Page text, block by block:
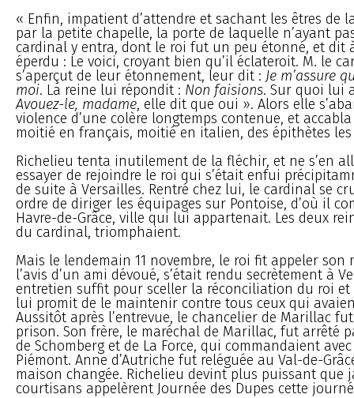
« Enfin, impatient d’attendre et sachant les êtres de
par la petite chapelle, la porte de laquelle n’ayant
cardinal y entra, dont le roi fut un peu étonné, et dit
éperdu : Le voici, croyant bien qu’il éclateroit. M. le
s’aperçut de leur étonnement, leur dit : Je m’assure
moi. La reine lui répondit : Non faisions. Sur quoi lui
Avouez-le, madame, elle dit que oui ». Alors elle
violence d’une colère longtemps contenue, et
moitié en français, moitié en italien, des épithètes
Richelieu tenta inutilement de la fléchir, et ne s’en
essayer de rejoindre le roi qui s’était enfui
de suite à Versailles. Rentré chez lui, le cardinal se
ordre de diriger les équipages sur Pontoise, d’où il
Havre-de-Grâce, ville qui lui appartenait. Les deux
du cardinal, triomphaient.
Mais le lendemain 11 novembre, le roi fit appeler son
l’avis d’un ami dévoué, s’était rendu secrètement à
entretien suffit pour sceller la réconciliation du roi et
lui promit de le maintenir contre tous ceux qui
Aussitôt après l’entrevue, le chancelier de Marillac
prison. Son frère, le maréchal de Marillac, fut arrêté
de Schomberg et de La Force, qui commandaient
Piémont. Anne d’Autriche fut reléguée au Val-de-
maison changée. Richelieu devint plus puissant que
courtisans appelèrent Journée des Dupes cette